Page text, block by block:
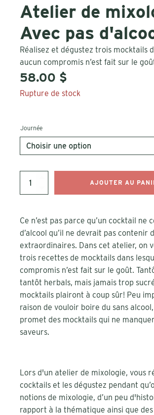
Atelier de
Avec pas
Réalisez et dégustez trois mocktails
aucun compromis n’est fait sur le
58.00 $
Rupture de stock
Journée
quantité
mixologie
Avec
pas
d'alcool
AJOUTER AU
Ce n’est pas parce qu’un cocktail ne
d’alcool qu’il ne devrait pas contenir
extraordinaires. Dans cet atelier, on
trois recettes de mocktails dans
compromis n’est fait sur le goût.
tantôt herbals, mais jamais trop
mocktails plairont à coup sûr! Peu
raison de vouloir boire du sans
promet des mocktails qui ne
saveurs.
Lors d'un atelier de mixologie, vous
cocktails et les dégustez pendant
notions de mixologie, d’un peu
rapport à la thématique ainsi que